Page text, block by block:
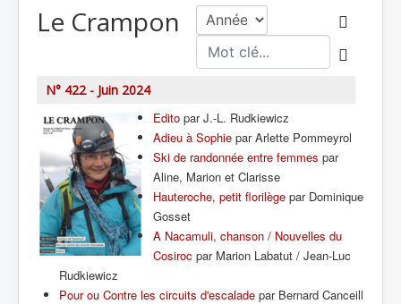
RANDONNÉE SPORTIVE
Le Crampon
N° 422 - Juin 2024
Edito par J.-L. Rudkiewicz
Adieu à Sophie par Arlette Pommeyrol
Ski de randonnée entre femmes par
Aline, Marion et Clarisse
Hauteroche, petit florilège par Dominique
Gosset
A Nacamuli, chanson / Nouvelles du
Cosiroc par Marion Labatut / Jean-Luc
Rudkiewicz
Pour ou Contre les circuits d'escalade par Bernard Canceill